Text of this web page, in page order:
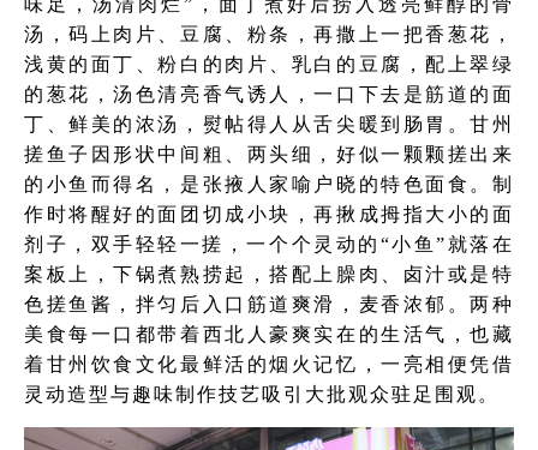
味足，汤清肉烂”，面丁煮好后捞入透亮鲜醇的骨
汤，码上肉片、豆腐、粉条，再撒上一把香葱花，
浅黄的面丁、粉白的肉片、乳白的豆腐，配上翠绿
的葱花，汤色清亮香气诱人，一口下去是筋道的面
丁、鲜美的浓汤，熨帖得人从舌尖暖到肠胃。甘州
搓鱼子因形状中间粗、两头细，好似一颗颗搓出来
的小鱼而得名，是张掖人家喻户晓的特色面食。制
作时将醒好的面团切成小块，再揪成拇指大小的面
剂子，双手轻轻一搓，一个个灵动的“小鱼”就落在
案板上，下锅煮熟捞起，搭配上臊肉、卤汁或是特
色搓鱼酱，拌匀后入口筋道爽滑，麦香浓郁。两种
美食每一口都带着西北人豪爽实在的生活气，也藏
着甘州饮食文化最鲜活的烟火记忆，一亮相便凭借
灵动造型与趣味制作技艺吸引大批观众驻足围观。